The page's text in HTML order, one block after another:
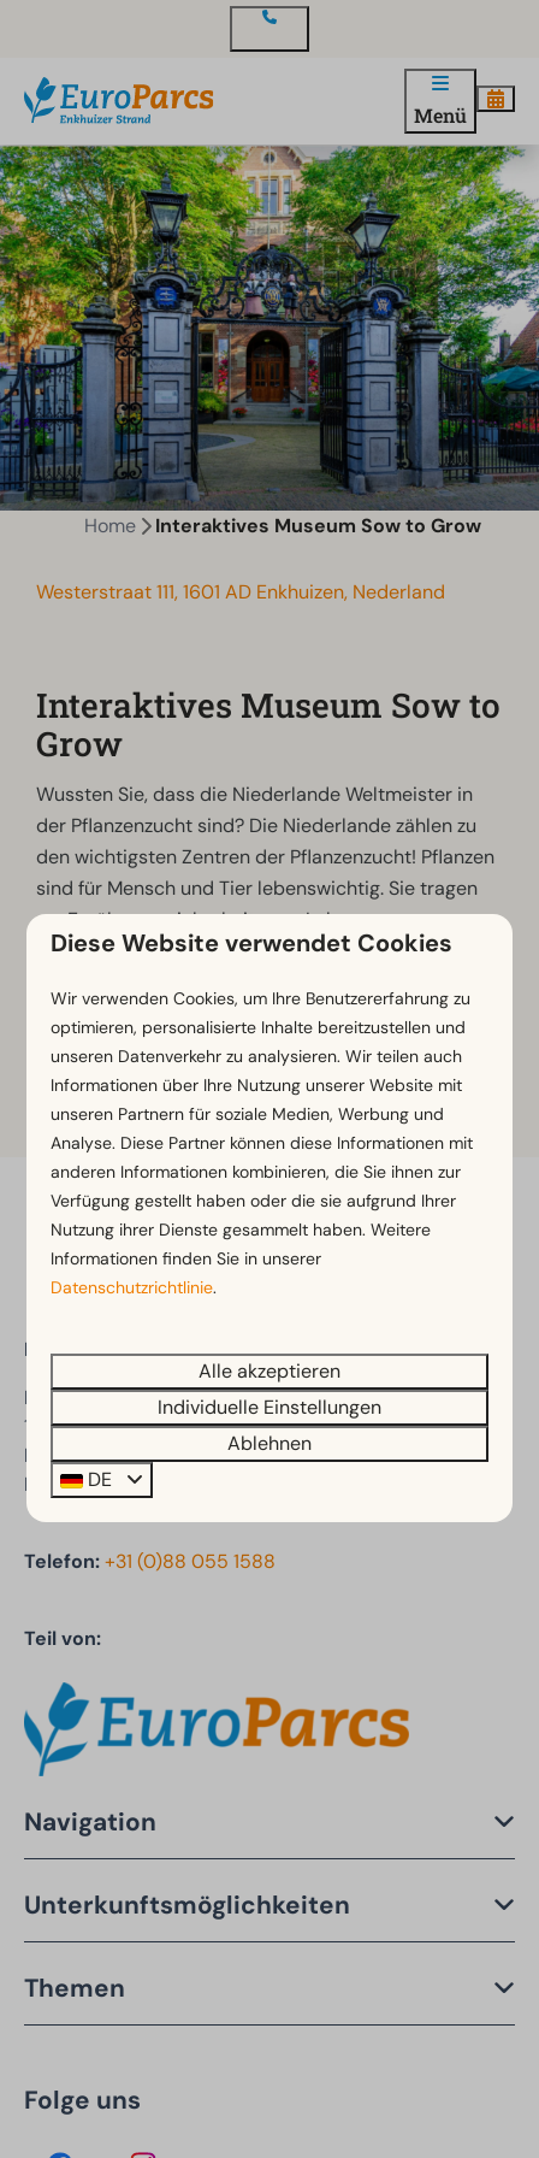
Menü
Home Interaktives Museum Sow to Grow
Westerstraat 111, 1601 AD Enkhuizen, Nederland
Interaktives Museum Sow to
Grow
Wussten Sie, dass die Niederlande Weltmeister in
der Pflanzenzucht sind? Die Niederlande zählen zu
den wichtigsten Zentren der Pflanzenzucht! Pflanzen
sind für Mensch und Tier lebenswichtig. Sie tragen
zur Ernährungssicherheit, zum Lebensraum, zum
Klima und zur Umwelt bei. Dieses interaktive Erlebnis
Saatguthandel.
Weitere Informationen
Bezahl sicher
EuroParcs Enkhuizer Strand
Kooizandweg 12
1601 LK Enkhuizen
Nord-Holland
Niederlande
Telefon:+31 (0)88 055 1588
Teil von:
Navigation
Unterkunftsmöglichkeiten
Themen
Folge uns
Diese Website verwendet Cookies
Wir verwenden Cookies, um Ihre Benutzererfahrung zu
optimieren, personalisierte Inhalte bereitzustellen und
unseren Datenverkehr zu analysieren. Wir teilen auch
Informationen über Ihre Nutzung unserer Website mit
unseren Partnern für soziale Medien, Werbung und
Analyse. Diese Partner können diese Informationen mit
anderen Informationen kombinieren, die Sie ihnen zur
Verfügung gestellt haben oder die sie aufgrund Ihrer
Nutzung ihrer Dienste gesammelt haben. Weitere
Informationen finden Sie in unserer
Datenschutzrichtlinie.
Alle akzeptieren
Individuelle Einstellungen
Ablehnen
DE